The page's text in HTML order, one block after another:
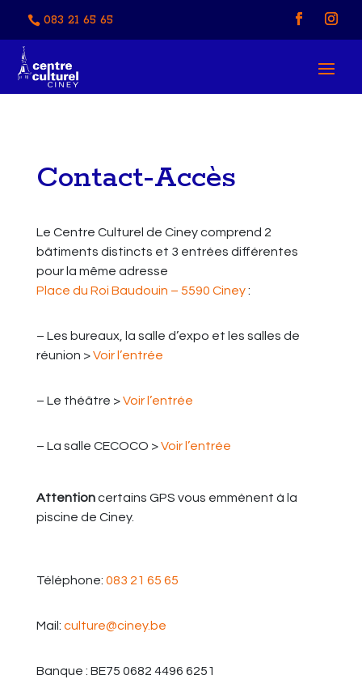
083 21 65 65
Contact-Accès
Le Centre Culturel de Ciney comprend 2
bâtiments distincts et 3 entrées différentes
pour la même adresse
Place du Roi Baudouin – 5590 Ciney:
– Les bureaux, la salle d’expo et les salles de
réunion >Voir l’entrée
– Le théâtre >Voir l’entrée
– La salle CECOCO >Voir l’entrée
Attentioncertains GPS vous emmènent à la
piscine de Ciney.
Téléphone: 083 21 65 65
Mail: culture@ciney.be
Banque : BE75 0682 4496 6251